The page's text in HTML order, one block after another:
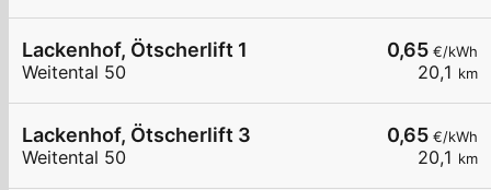
0,65 €/kWh
20,1 km
Lackenhof, Ötscherlift 1
Weitental 50
0,65 €/kWh
20,1 km
Lackenhof, Ötscherlift 3
Weitental 50